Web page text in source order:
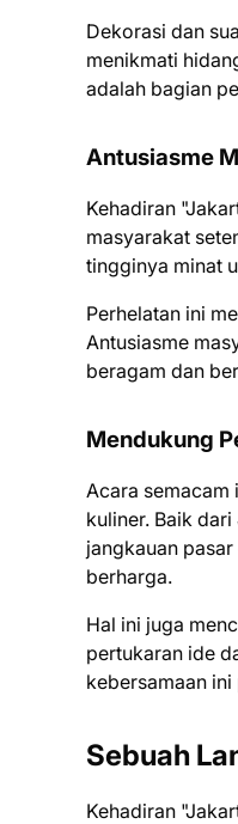
Dekorasi dan
menikmati
adalah bagian
Antusiasme
Kehadiran
masyarakat
tingginya minat
Perhelatan ini
Antusiasme
beragam dan
Mendukung
Acara semacam
kuliner. Baik
jangkauan
berharga.
Hal ini juga
pertukaran ide
kebersamaan
Sebuah
Kehadiran